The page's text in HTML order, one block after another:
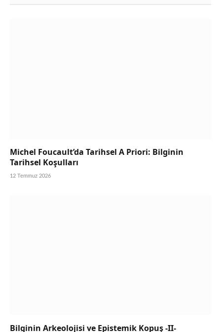
Michel Foucault’da Tarihsel A Priori: Bilginin
Tarihsel Koşulları
12 Temmuz 2026
Bilginin Arkeolojisi ve Epistemik Kopuş -II-